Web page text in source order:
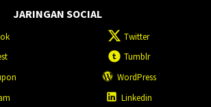
JARINGAN SOCIAL
Twitter
Tumblr
WordPress
Linkedin